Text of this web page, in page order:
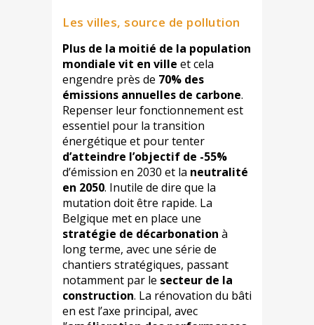
Les villes, source de pollution
Plus de la moitié de la population
mondiale vit en ville et cela
engendre près de 70% des
émissions annuelles de carbone.
Repenser leur fonctionnement est
essentiel pour la transition
énergétique et pour tenter
d’atteindre l’objectif de -55%
d’émission en 2030 et la neutralité
en 2050. Inutile de dire que la
mutation doit être rapide. La
Belgique met en place une
stratégie de décarbonation à
long terme, avec une série de
chantiers stratégiques, passant
notamment par le secteur de la
construction. La rénovation du bâti
en est l’axe principal, avec